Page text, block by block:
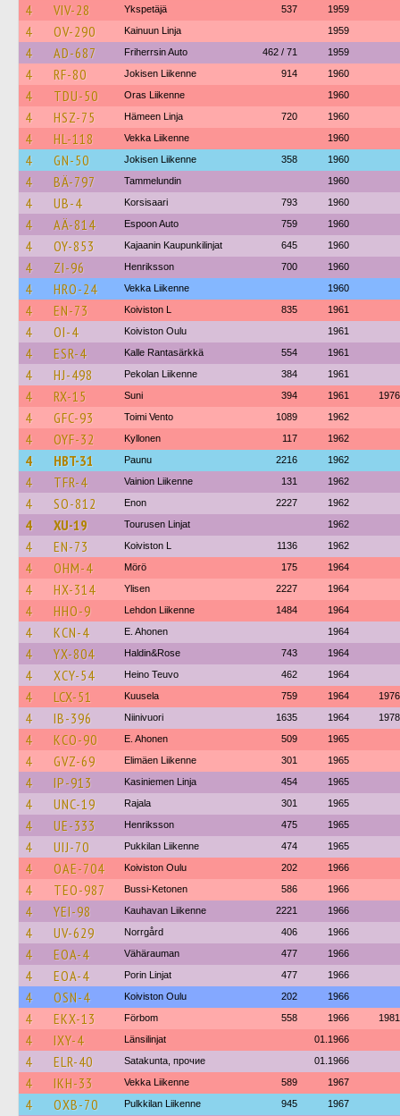
4 VIV-28 Ykspetäjä 537 1959
4 OV-290 Kainuun Linja 1959
4 AD-687 Friherrsin Auto 462 / 71 1959
4 RF-80 Jokisen Liikenne 914 1960
4 TDU-50 Oras Liikenne 1960
4 HSZ-75 Hämeen Linja 720 1960
4 HL-118 Vekka Liikenne 1960
4 GN-50 Jokisen Liikenne 358 1960
4 BÄ-797 Tammelundin 1960
4 UB-4 Korsisaari 793 1960
4 AÄ-814 Espoon Auto 759 1960
4 OY-853 Kajaanin Kaupunkilinjat 645 1960
4 ZI-96 Henriksson 700 1960
4 HRO-24 Vekka Liikenne 1960
4 EN-73 Koiviston L 835 1961
4 OI-4 Koiviston Oulu 1961
4 ESR-4 Kalle Rantasärkkä 554 1961
4 HJ-498 Pekolan Liikenne 384 1961
4 RX-15 Suni 394 1961 1976
4 GFC-93 Toimi Vento 1089 1962
4 OYF-32 Kyllonen 117 1962
4 HBT-31 Paunu 2216 1962
4 TFR-4 Vainion Liikenne 131 1962
4 SO-812 Enon 2227 1962
4 XU-19 Tourusen Linjat 1962
4 EN-73 Koiviston L 1136 1962
4 OHM-4 Mörö 175 1964
4 HX-314 Ylisen 2227 1964
4 HHO-9 Lehdon Liikenne 1484 1964
4 KCN-4 E. Ahonen 1964
4 YX-804 Haldin&Rose 743 1964
4 XCY-54 Heino Teuvo 462 1964
4 LCX-51 Kuusela 759 1964 1976
4 IB-396 Niinivuori 1635 1964 1978
4 KCO-90 E. Ahonen 509 1965
4 GVZ-69 Elimäen Liikenne 301 1965
4 IP-913 Kasiniemen Linja 454 1965
4 UNC-19 Rajala 301 1965
4 UE-333 Henriksson 475 1965
4 UIJ-70 Pukkilan Liikenne 474 1965
4 OAE-704 Koiviston Oulu 202 1966
4 TEO-987 Bussi-Ketonen 586 1966
4 YEI-98 Kauhavan Liikenne 2221 1966
4 UV-629 Norrgård 406 1966
4 EOA-4 Vähärauman 477 1966
4 EOA-4 Porin Linjat 477 1966
4 OSN-4 Koiviston Oulu 202 1966
4 EKX-13 Förbom 558 1966 1981
4 IXY-4 Länsilinjat 01.1966
4 ELR-40 Satakunta, прочие 01.1966
4 IKH-33 Vekka Liikenne 589 1967
4 OXB-70 Pulkkilan Liikenne 945 1967